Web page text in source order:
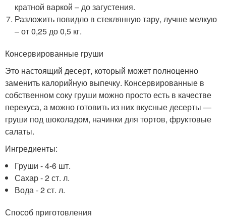
кратной варкой – до загустения.
Разложить повидло в стеклянную тару, лучше мелкую
– от 0,25 до 0,5 кг.
Консервированные груши
Это настоящий десерт, который может полноценно
заменить калорийную выпечку. Консервированные в
собственном соку груши можно просто есть в качестве
перекуса, а можно готовить из них вкусные десерты —
груши под шоколадом, начинки для тортов, фруктовые
салаты.
Ингредиенты:
Груши - 4-6 шт.
Сахар - 2 ст. л.
Вода - 2 ст. л.
Способ приготовления